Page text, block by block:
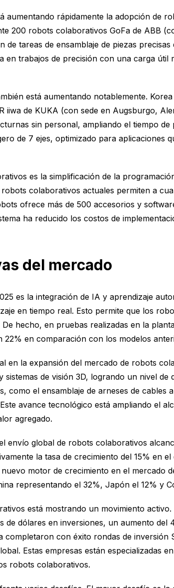
rápidamente la adopción de
200 robots colaborativos GoFa de ABB
tareas de ensamblaje de piezas
en trabajos de precisión con una carga
está aumentando notablemente.
de KUKA (con sede en Augsburgo,
sin personal, ampliando el tiempo
de 7 ejes, optimizado para aplicaciones
es la simplificación de la
colaborativos actuales permiten a
ofrece más de 500 accesorios y
ha reducido los costos de
del mercado
es la integración de IA y aprendizaje
en tiempo real. Esto permite que los
hecho, en pruebas realizadas en la
en comparación con los modelos
en la expansión del mercado de robots
de visión 3D, logrando un nivel de
el ensamblaje de arneses de cables
avance tecnológico está ampliando el
agregado.
envío global de robots colaborativos
la tasa de crecimiento del 15% en
motor de crecimiento en el mercado
representando el 32%, Japón el 12% y
está mostrando un movimiento
dólares en inversiones, un aumento
con éxito rondas de inversión
Estas empresas están especializadas
robots colaborativos.